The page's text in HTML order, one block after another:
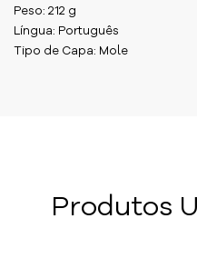
Peso: 212 g
Língua: Português
Tipo de Capa: Mole
Produtos